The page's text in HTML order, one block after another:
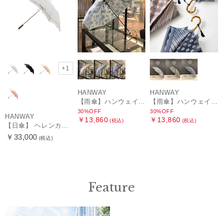
+1
HANWAY
￥33,000 (税込)
HANWAY
【雨傘】ハンウェイ (HANWAY) Lily CJ（リリー・シー・ジェー） 日本製 親骨：51～55cm
30%OFF
￥13,860 (税込)
HANWAY
【雨傘】ハンウェイ (HANWAY) Pカットジャカード Dot & Stripe mix CJ ドット・アンド・ストライプ・シー・ジェー ショート長傘 日本製
30%OFF
￥13,860 (税込)
Feature